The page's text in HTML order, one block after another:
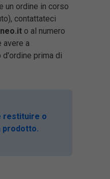
un ordine in corso
contattateci
o al numero
avere a
prima di
restituire o
prodotto.